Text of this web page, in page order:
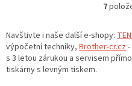
7
Navštivte i naše další e-shopy:
výpočetní techniky, Brother-cr.cz
s 3 letou zárukou a servisem
tiskárny s levným tiskem.